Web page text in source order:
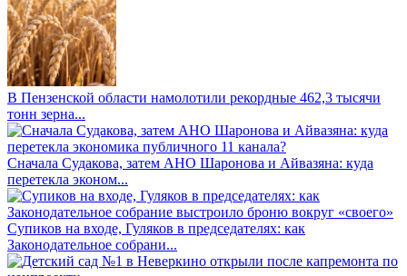
В Пензенской области намолотили рекордные 462,3 тысячи
тонн зерна...
Сначала Судакова, затем АНО Шаронова и Айвазяна: куда
перетекла эконом...
Супиков на входе, Гуляков в председателях: как
Законодательное собрани...